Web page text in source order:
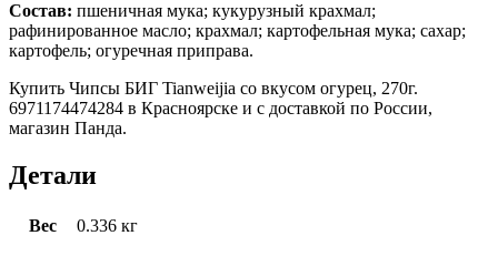
Состав: пшеничная мука; кукурузный крахмал;
рафинированное масло; крахмал; картофельная мука; сахар;
картофель; огуречная приправа.
Купить Чипсы БИГ Tianweijia со вкусом огурец, 270г.
6971174474284 в Красноярске и с доставкой по России,
магазин Панда.
Детали
Вес 0.336 кг